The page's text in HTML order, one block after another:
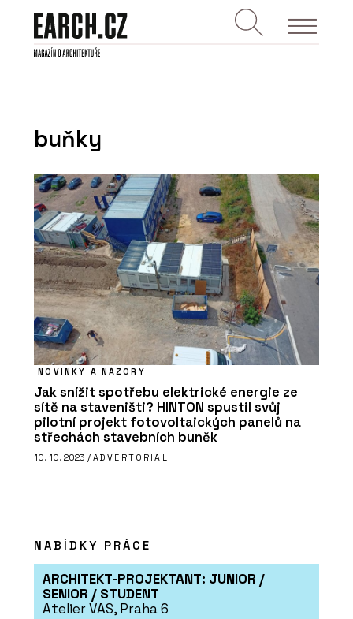
buňky
NOVINKY A NÁZORY
Jak snížit spotřebu elektrické energie ze
sítě na staveništi? HINTON spustil svůj
pilotní projekt fotovoltaických panelů na
střechách stavebních buněk
10. 10. 2023 / ADVERTORIAL
NABÍDKY PRÁCE
ARCHITEKT-PROJEKTANT: JUNIOR /
SENIOR / STUDENT
Atelier VAS, Praha 6